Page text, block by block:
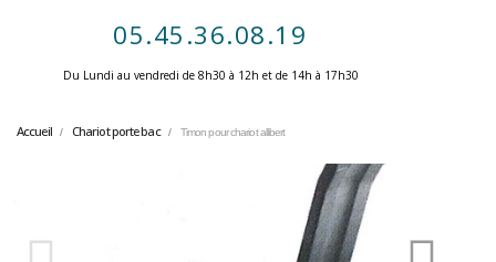
05.45.36.08.19
Du Lundi au vendredi de 8h30 à 12h et de 14h à 17h30 ​
Accueil Chariot porte bac Timon pour chariot allibert